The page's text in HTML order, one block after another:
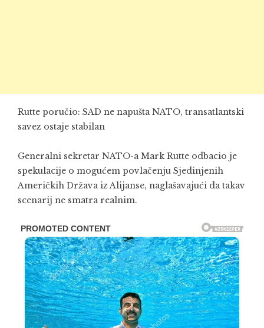
Rutte poručio: SAD ne napušta NATO, transatlantski
savez ostaje stabilan
Generalni sekretar NATO-a Mark Rutte odbacio je
spekulacije o mogućem povlačenju Sjedinjenih
Američkih Država iz Alijanse, naglašavajući da takav
scenarij ne smatra realnim.